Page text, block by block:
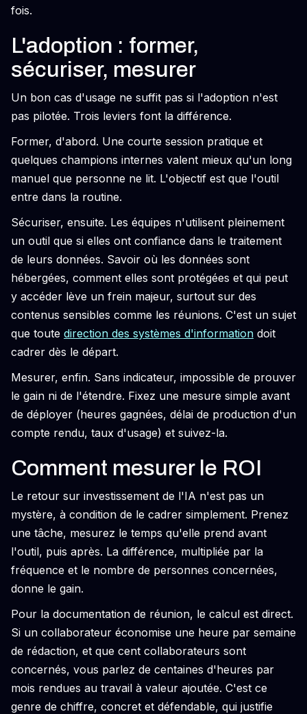
fois.
L'adoption : former,
sécuriser, mesurer
Un bon cas d'usage ne suffit pas si l'adoption n'est
pas pilotée. Trois leviers font la différence.
Former, d'abord. Une courte session pratique et
quelques champions internes valent mieux qu'un long
manuel que personne ne lit. L'objectif est que l'outil
entre dans la routine.
Sécuriser, ensuite. Les équipes n'utilisent pleinement
un outil que si elles ont confiance dans le traitement
de leurs données. Savoir où les données sont
hébergées, comment elles sont protégées et qui peut
y accéder lève un frein majeur, surtout sur des
contenus sensibles comme les réunions. C'est un sujet
que toute direction des systèmes d'information doit
cadrer dès le départ.
Mesurer, enfin. Sans indicateur, impossible de prouver
le gain ni de l'étendre. Fixez une mesure simple avant
de déployer (heures gagnées, délai de production d'un
compte rendu, taux d'usage) et suivez-la.
Comment mesurer le ROI
Le retour sur investissement de l'IA n'est pas un
mystère, à condition de le cadrer simplement. Prenez
une tâche, mesurez le temps qu'elle prend avant
l'outil, puis après. La différence, multipliée par la
fréquence et le nombre de personnes concernées,
donne le gain.
Pour la documentation de réunion, le calcul est direct.
Si un collaborateur économise une heure par semaine
de rédaction, et que cent collaborateurs sont
concernés, vous parlez de centaines d'heures par
mois rendues au travail à valeur ajoutée. C'est ce
genre de chiffre, concret et défendable, qui justifie